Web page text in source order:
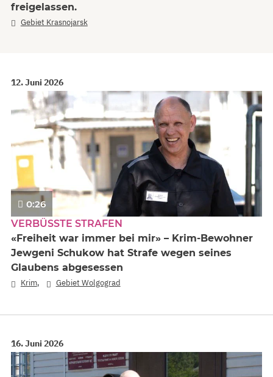
freigelassen.
Gebiet Krasnojarsk
12. Juni 2026
0:26
VERBÜSSTE STRAFEN
«Freiheit war immer bei mir» – Krim-Bewohner
Jewgeni Schukow hat Strafe wegen seines
Glaubens abgesessen
Krim, Gebiet Wolgograd
16. Juni 2026